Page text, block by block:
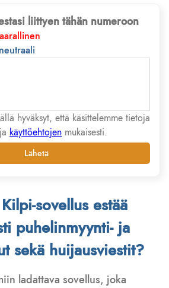
liittyen tähän numeroon
hyväksyt, että käsittelemme tietoja
ja käyttöehtojen mukaisesti.
Lähetä
sovellus estää
puhelinmyynti- ja
sekä huijausviestit?
ladattava sovellus, joka